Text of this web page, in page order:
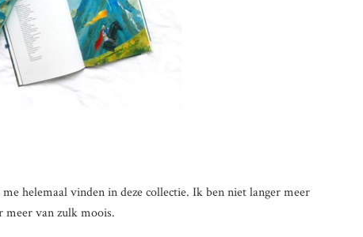
helemaal vinden in deze collectie. Ik ben niet langer meer
meer van zulk moois.